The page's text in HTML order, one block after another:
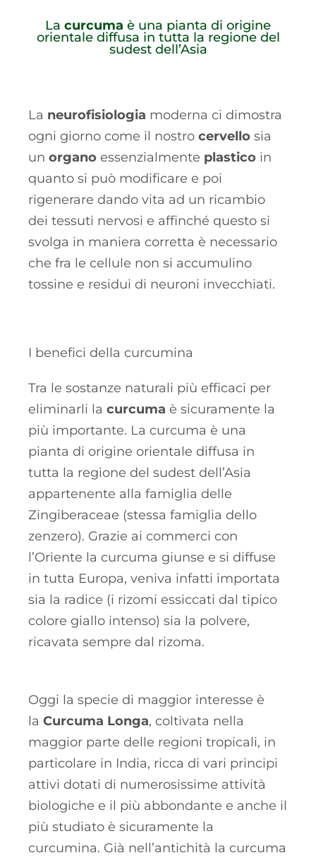
La curcuma è una pianta di origine
orientale diffusa in tutta la regione del
sudest dell’Asia
La neurofisiologia moderna ci dimostra
ogni giorno come il nostro cervello sia
un organo essenzialmente plastico in
quanto si può modificare e poi
rigenerare dando vita ad un ricambio
dei tessuti nervosi e affinché questo si
svolga in maniera corretta è necessario
che fra le cellule non si accumulino
tossine e residui di neuroni invecchiati.
I benefici della curcumina
Tra le sostanze naturali più efficaci per
eliminarli la curcuma è sicuramente la
più importante. La curcuma è una
pianta di origine orientale diffusa in
tutta la regione del sudest dell’Asia
appartenente alla famiglia delle
Zingiberaceae (stessa famiglia dello
zenzero). Grazie ai commerci con
l’Oriente la curcuma giunse e si diffuse
in tutta Europa, veniva infatti importata
sia la radice (i rizomi essiccati dal tipico
colore giallo intenso) sia la polvere,
ricavata sempre dal rizoma.
Oggi la specie di maggior interesse è
la Curcuma Longa, coltivata nella
maggior parte delle regioni tropicali, in
particolare in India, ricca di vari principi
attivi dotati di numerosissime attività
biologiche e il più abbondante e anche il
più studiato è sicuramente la
curcumina. Già nell’antichità la curcuma